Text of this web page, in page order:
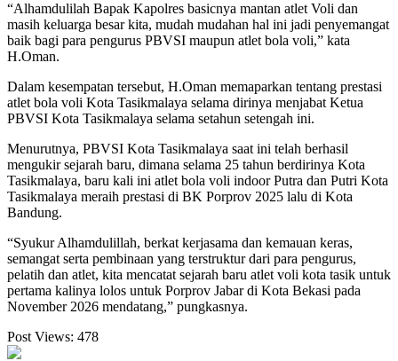
“Alhamdulilah Bapak Kapolres basicnya mantan atlet Voli dan
masih keluarga besar kita, mudah mudahan hal ini jadi penyemangat
baik bagi para pengurus PBVSI maupun atlet bola voli,” kata
H.Oman.
Dalam kesempatan tersebut, H.Oman memaparkan tentang prestasi
atlet bola voli Kota Tasikmalaya selama dirinya menjabat Ketua
PBVSI Kota Tasikmalaya selama setahun setengah ini.
Menurutnya, PBVSI Kota Tasikmalaya saat ini telah berhasil
mengukir sejarah baru, dimana selama 25 tahun berdirinya Kota
Tasikmalaya, baru kali ini atlet bola voli indoor Putra dan Putri Kota
Tasikmalaya meraih prestasi di BK Porprov 2025 lalu di Kota
Bandung.
“Syukur Alhamdulillah, berkat kerjasama dan kemauan keras,
semangat serta pembinaan yang terstruktur dari para pengurus,
pelatih dan atlet, kita mencatat sejarah baru atlet voli kota tasik untuk
pertama kalinya lolos untuk Porprov Jabar di Kota Bekasi pada
November 2026 mendatang,” pungkasnya.
Post Views: 478